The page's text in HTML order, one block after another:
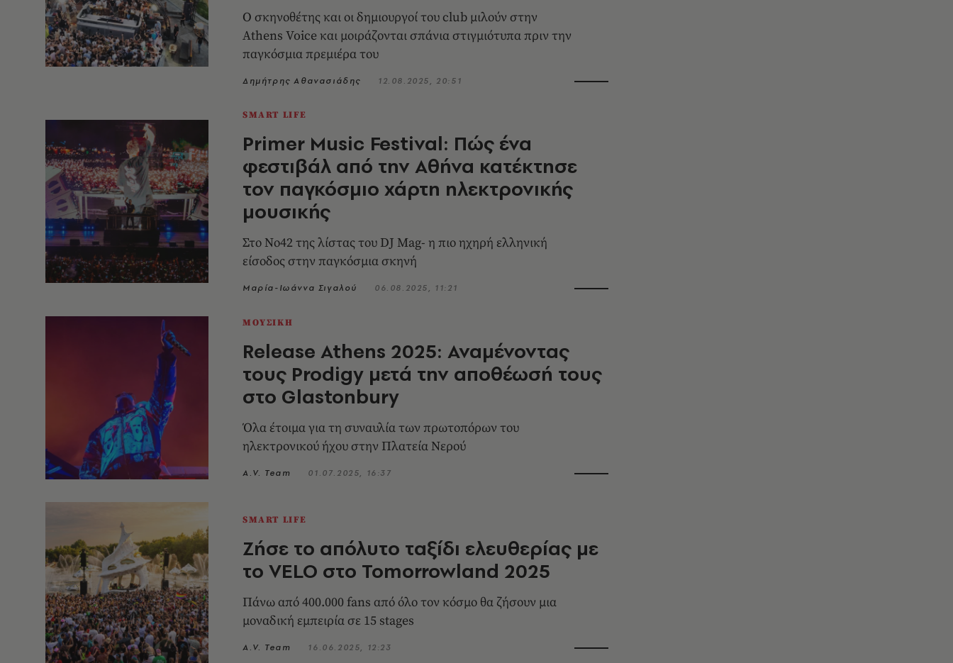
Ο σκηνοθέτης και οι δημιουργοί του club μιλούν στην
Athens Voice και μοιράζονται σπάνια στιγμιότυπα πριν την
παγκόσμια πρεμιέρα του
Δημήτρης Αθανασιάδης 12.08.2025, 20:51
SMART LIFE
Primer Music Festival: Πώς ένα
φεστιβάλ από την Αθήνα κατέκτησε
τον παγκόσμιο χάρτη ηλεκτρονικής
μουσικής
Στο Νο42 της λίστας του DJ Mag- η πιο ηχηρή ελληνική
είσοδος στην παγκόσμια σκηνή
Μαρία-Ιωάννα Σιγαλού 06.08.2025, 11:21
ΜΟΥΣΙΚΗ
Release Athens 2025: Αναμένοντας
τους Prodigy μετά την αποθέωσή τους
στο Glastonbury
Όλα έτοιμα για τη συναυλία των πρωτοπόρων του
ηλεκτρονικού ήχου στην Πλατεία Νερού
A.V. Team 01.07.2025, 16:37
SMART LIFE
Ζήσε το απόλυτο ταξίδι ελευθερίας με
το VELO στο Tomorrowland 2025
Πάνω από 400.000 fans από όλο τον κόσμο θα ζήσουν μια
μοναδική εμπειρία σε 15 stages
A.V. Team 16.06.2025, 12:23